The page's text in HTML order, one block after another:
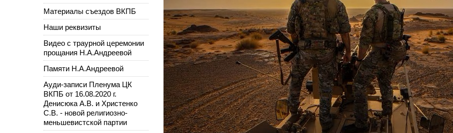
Материалы съездов ВКПБ
Наши реквизиты
Видео с траурной церемонии
прощания Н.А.Андреевой
Памяти Н.А.Андреевой
Ауди-записи Пленума ЦК
ВКПБ от 16.08.2020 г.
Денисюка А.В. и Христенко
С.В. - новой религиозно-
меньшевистской партии